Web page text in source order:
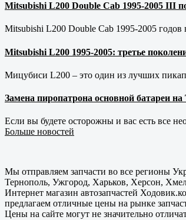
Mitsubishi L200 Double Cab 1995-2005 III
Mitsubishi L200 Double Cab 1995-2005
Mitsubishi L200 1995-2005: третье
Мицубиси L200 – это один из лучших
Замена пиропатрона основной батареи на
Если вы будете осторожны и вас есть все
Больше новостей
Мы отправляем запчасти во все регионы
Тернополь, Ужгород, Харьков, Херсон,
Интернет магазин автозапчастей
предлагаем отличные цены на рынке
Цены на сайте могут не значительно